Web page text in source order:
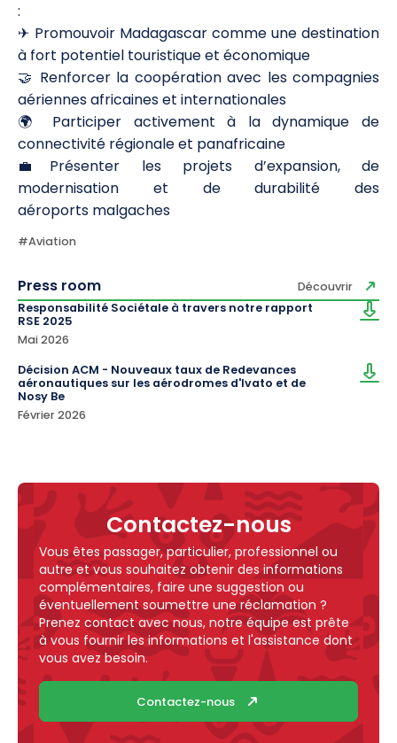
:
✈ Promouvoir Madagascar comme une destination
à fort potentiel touristique et économique
🤝 Renforcer la coopération avec les compagnies
aériennes africaines et internationales
🌍 Participer activement à la dynamique de
connectivité régionale et panafricaine
💼Présenter les projets d’expansion, de
modernisation et de durabilité des
aéroports malgaches
#Aviation
Press room
Découvrir
Responsabilité Sociétale à travers notre rapport
RSE 2025
Mai 2026
Décision ACM - Nouveaux taux de Redevances
aéronautiques sur les aérodromes d'lvato et de
Nosy Be
Février 2026
Contactez-nous
Vous êtes passager, particulier, professionnel ou
autre et vous souhaitez obtenir des informations
complémentaires, faire une suggestion ou
éventuellement soumettre une réclamation ?
Prenez contact avec nous, notre équipe est prête
à vous fournir les informations et l'assistance dont
vous avez besoin.
Contactez-nous